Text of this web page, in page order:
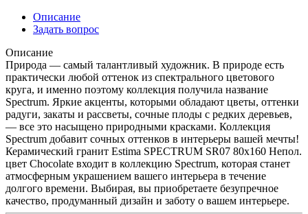
Описание
Задать вопрос
Описание
Природа — самый талантливый художник. В природе есть
практически любой оттенок из спектрального цветового
круга, и именно поэтому коллекция получила название
Spectrum. Яркие акценты, которыми обладают цветы, оттенки
радуги, закаты и рассветы, сочные плоды с редких деревьев,
— все это насыщено природными красками. Коллекция
Spectrum добавит сочных оттенков в интерьеры вашей мечты!
Керамический гранит Estima SPECTRUM SR07 80x160 Непол.
цвет Chocolate входит в коллекцию Spectrum, которая станет
атмосферным украшением вашего интерьера в течение
долгого времени. Выбирая, вы приобретаете безупречное
качество, продуманный дизайн и заботу о вашем интерьере.